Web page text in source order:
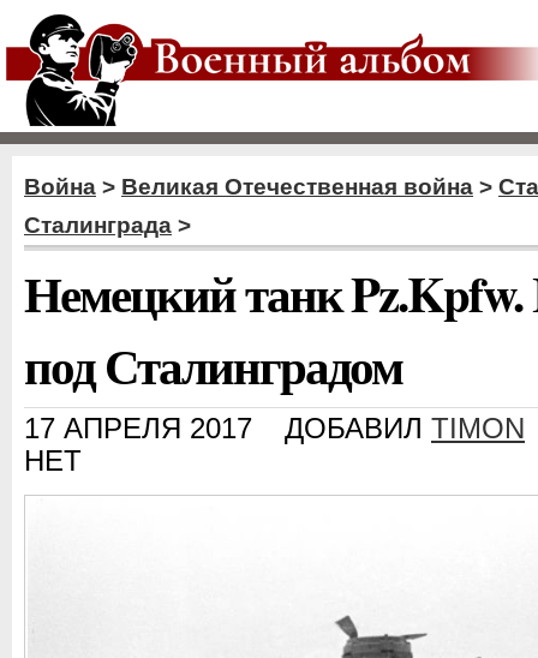
Война > Великая Отечественная война >
Сталинграда >
Немецкий танк
под Сталинградом
17 АПРЕЛЯ 2017 ДОБАВИЛ TIMON
НЕТ